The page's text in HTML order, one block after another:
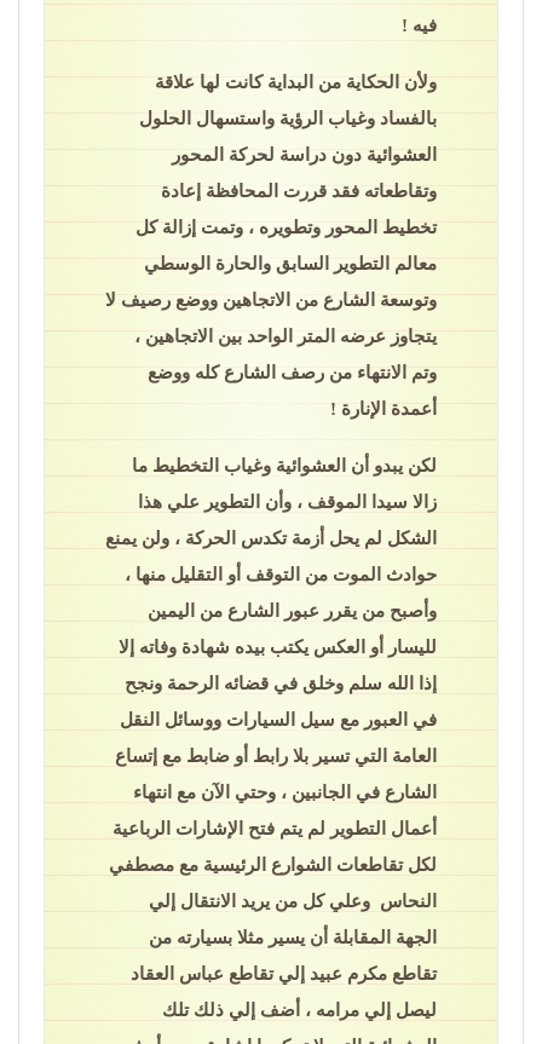
فيه !
ولأن الحكاية من البداية كانت لها علاقة
بالفساد وغياب الرؤية واستسهال الحلول
العشوائية دون دراسة لحركة المحور
وتقاطعاته فقد قررت المحافظة إعادة
تخطيط المحور وتطويره ، وتمت إزالة كل
معالم التطوير السابق والحارة الوسطي
وتوسعة الشارع من الاتجاهين ووضع رصيف لا
يتجاوز عرضه المتر الواحد بين الاتجاهين ،
وتم الانتهاء من رصف الشارع كله ووضع
أعمدة الإنارة !
لكن يبدو أن العشوائية وغياب التخطيط ما
زالا سيدا الموقف ، وأن التطوير علي هذا
الشكل لم يحل أزمة تكدس الحركة ، ولن يمنع
حوادث الموت من التوقف أو التقليل منها ،
وأصبح من يقرر عبور الشارع من اليمين
لليسار أو العكس يكتب بيده شهادة وفاته إلا
إذا الله سلم وخلق في قضائه الرحمة ونجح
في العبور مع سيل السيارات ووسائل النقل
العامة التي تسير بلا رابط أو ضابط مع إتساع
الشارع في الجانبين ، وحتي الآن مع انتهاء
أعمال التطوير لم يتم فتح الإشارات الرباعية
لكل تقاطعات الشوارع الرئيسية مع مصطفي
النحاس وعلي كل من يريد الانتقال إلي
الجهة المقابلة أن يسير مثلا بسيارته من
تقاطع مكرم عبيد إلي تقاطع عباس العقاد
ليصل إلي مرامه ، أضف إلي ذلك تلك